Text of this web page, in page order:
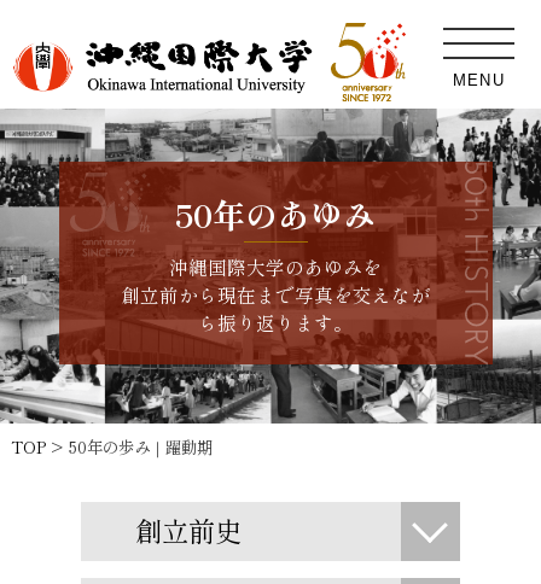
MENU
50年のあゆみ
沖縄国際大学のあゆみを
創立前から現在まで写真を交えなが
ら振り返ります。
TOP 50年の歩み｜躍動期
創立前史